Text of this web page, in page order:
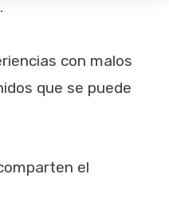
con malos
que se puede
el